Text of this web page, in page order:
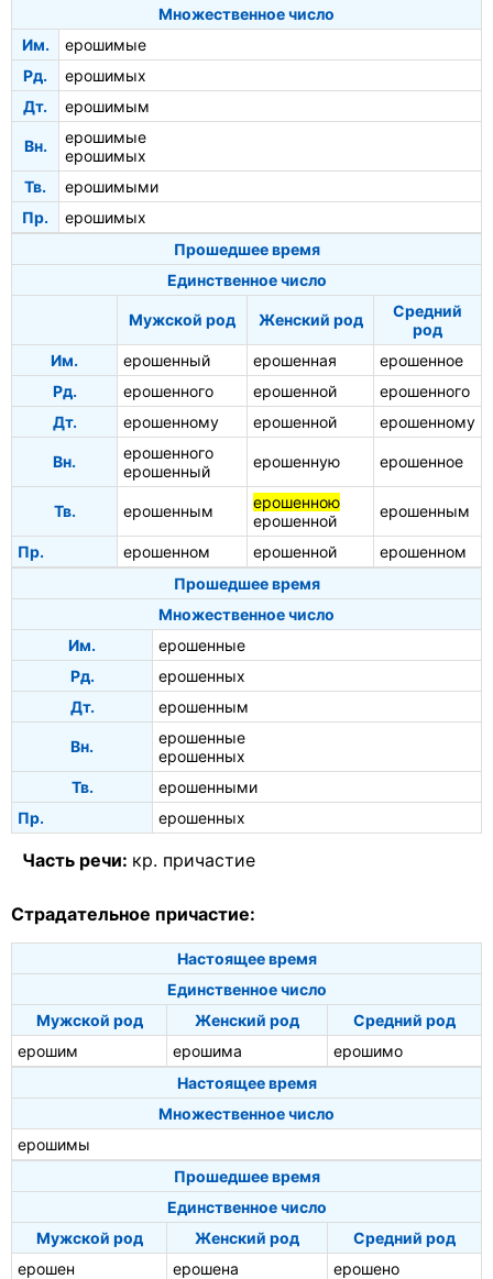
Множественное число
Им.
ерошимые
Рд.
ерошимых
Дт.
ерошимым
Вн.
ерошимые
ерошимых
Тв.
ерошимыми
Пр.
ерошимых
Прошедшее время
Единственное число
Мужской род Женский род
Средний
род
Им.
ерошенный ерошенная
ерошенное
Рд.
ерошенного ерошенной
ерошенного
Дт.
ерошенному ерошенной ерошенному
Вн.
ерошенного
ерошенный
ерошенную ерошенное
Тв. ерошенным
ерошенною
ерошенной
ерошенным
Пр. ерошенном ерошенной
ерошенном
Прошедшее время
Множественное число
Им.
ерошенные
Рд.
ерошенных
Дт.
ерошенным
Вн.
ерошенные
ерошенных
Тв.
ерошенными
Пр.
ерошенных
Часть речи: кр. причастие
Страдательное причастие:
Настоящее время
Единственное число
Мужской род
Женский род
Средний род
ерошим
ерошима
ерошимо
Настоящее время
Множественное число
ерошимы
Прошедшее время
Единственное число
Мужской род
Женский род
Средний род
ерошен
ерошена
ерошено